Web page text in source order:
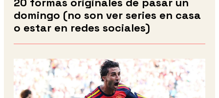
domingo (no son ver series en casa
o estar en redes sociales)